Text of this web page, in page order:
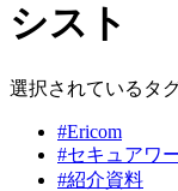
シスト
選択されているタ
#Ericom
#セキュアワ
#紹介資料